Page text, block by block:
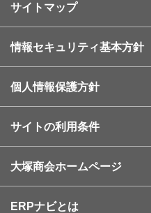
サイトマップ
情報セキュリティ基本方針
個人情報保護方針
サイトの利用条件
大塚商会ホームページ
ERPナビとは